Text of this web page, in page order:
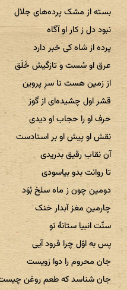
بسته از مشک پرده‌های جلال
نبود دل ز کار او آگاه
پرده از شاه کی خبر دارد
عرق او سُست و تازگیش خَلَق
از زمین هست تا سرِ پروین
قشر اول چشیده‌ای از گوز
حرف او را حجاب او دیدی
نقش او پیش او بر استادست
آن نقاب رقیق بدریدی
تا روانت بدو بیاسودی
دومین چون ز ماه سلخ بُوَد
چارمین مغز آبدار خنک
سنّت انبیا ستانهٔ تو
پس به اوّل چرا فرود آیی
جان محروم را دوا زویست
جان شناسد که طعم روغن